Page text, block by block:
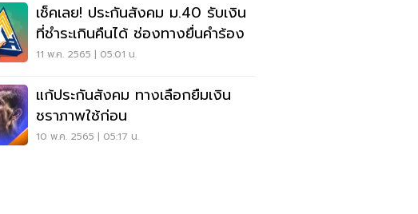
เช็คเลย! ประกันสังคม ม.40 รับเงิน
ที่ชำระเกินคืนได้ ช่องทางยื่นคำร้อง
11 พ.ค. 2565 | 05:01 น.
แก้ประกันสังคม ทางเลือกยืมเงิน
ชราภาพใช้ก่อน
10 พ.ค. 2565 | 05:17 น.